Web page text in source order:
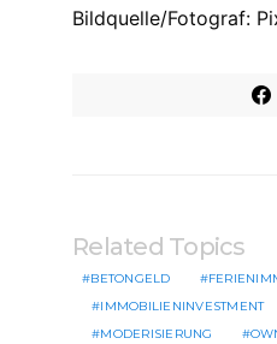
Bildquelle/Fotograf:
Related Topics
BETONGELD
IMMOBILIENINVESTMENT
MODERISIERUNG